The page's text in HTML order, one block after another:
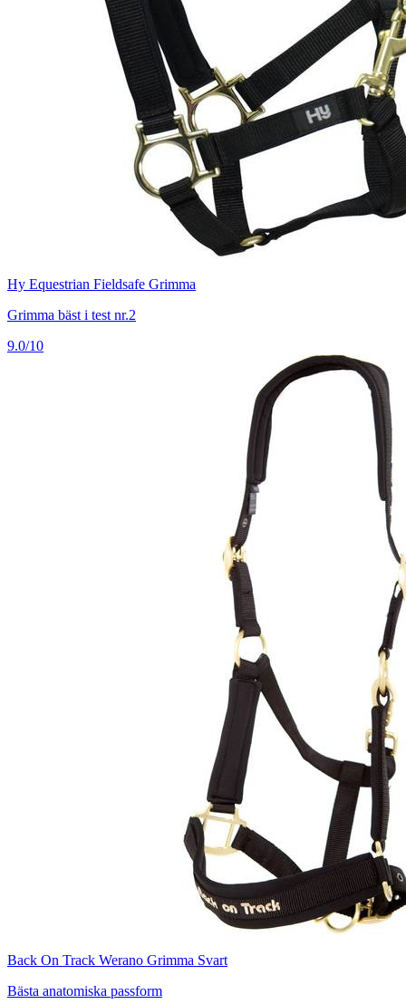
Hy Equestrian Fieldsafe Grimma
Grimma bäst i test nr.2
9.0/10
Back On Track Werano Grimma Svart
Bästa anatomiska passform